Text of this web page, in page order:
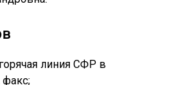
линия СФР в
факс;